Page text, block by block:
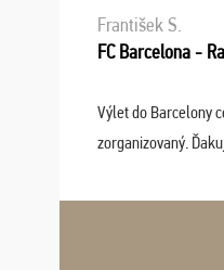
František S.
FC Barcelona -
Výlet do Barcelony
zorganizovaný.